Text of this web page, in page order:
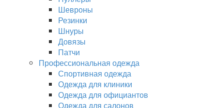
Шевроны
Резинки
Шнуры
Довязы
Патчи
Профессиональная одежда
Спортивная одежда
Одежда для клиники
Одежда для официантов
Одежда для салонов